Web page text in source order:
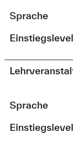
Sprache
Einstiegslevel
Sprache
Einstiegslevel